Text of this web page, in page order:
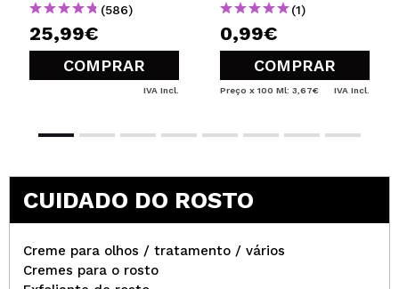
(586)
25,99€
COMPRAR
IVA Incl.
(1)
0,99€
COMPRAR
Preço x 100 Ml: 3,67€ IVA Incl.
CUIDADO DO ROSTO
Creme para olhos / tratamento / vários
Cremes para o rosto